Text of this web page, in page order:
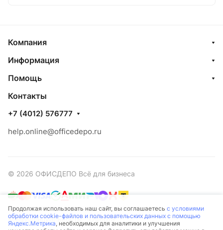
Компания
Информация
Помощь
Контакты
+7 (4012) 576777
help.online@officedepo.ru
© 2026 ОФИСДЕПО Всё для бизнеса
Конфиденциальность
Оферта
Продолжая использовать наш сайт, вы соглашаетесь с условиями
обработки cookie-файлов и пользовательских данных с помощью
Яндекс.Метрика, необходимых для аналитики и улучшения